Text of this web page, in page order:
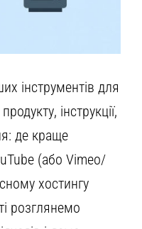
інструментів для
інструкції,
де краще
(або Vimeo/
хостингу
розглянемо